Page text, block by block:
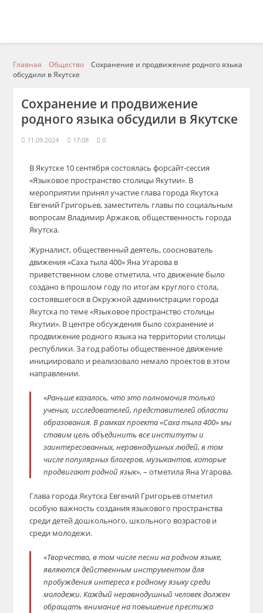
Главная Общество
Сохранение и продвижение родного языка
обсудили в Якутске
Сохранение и продвижение
родного языка обсудили в Якутске
11.09.2024 17:08 0
В Якутске 10 сентября состоялась форсайт-сессия
«Языковое пространство столицы Якутии». В
мероприятии принял участие глава города Якутска
Евгений Григорьев, заместитель главы по социальным
вопросам Владимир Аржаков, общественность города
Якутска.
Журналист, общественный деятель, сооснователь
движения «Саха тыла 400» Яна Угарова в
приветственном слове отметила, что движение было
создано в прошлом году по итогам круглого стола,
состоявшегося в Окружной администрации города
Якутска по теме «Языковое пространство столицы
Якутии». В центре обсуждения было сохранение и
продвижение родного языка на территории столицы
республики. За год работы общественное движение
инициировало и реализовало немало проектов в этом
направлении.
«Раньше казалось, что это полномочия только
ученых, исследователей, представителей области
образования. В рамках проекта «Саха тыла 400» мы
ставим цель объединить все институты и
заинтересованных, неравнодушных людей, в том
числе популярных блогеров, музыкантов, которые
продвигают родной язык», – отметила Яна Угарова.
Глава города Якутска Евгений Григорьев отметил
особую важность создания языкового пространства
среди детей дошкольного, школьного возрастов и
среди молодежи.
«Творчество, в том числе песни на родном языке,
являются действенным инструментом для
пробуждения интереса к родному языку среди
молодежи. Каждый неравнодушный человек должен
обращать внимание на повышение престижа